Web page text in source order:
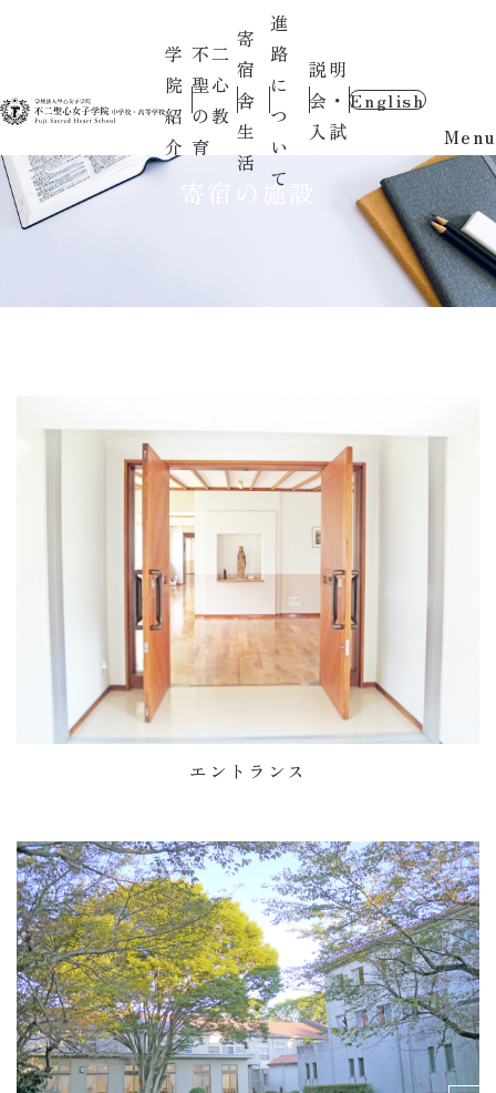
学
院
紹
介
不二
聖心
の教
育
寄
宿
舎
生
活
進
路
に
つ
い
て
説明
会・
入試
English
Menu
寄宿の施設
エントランス